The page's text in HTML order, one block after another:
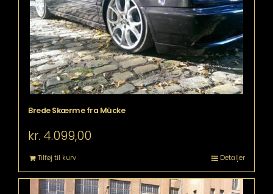
Brede Skærme fra Mücke
kr. 4.099,00
Tilføj til kurv Detaljer